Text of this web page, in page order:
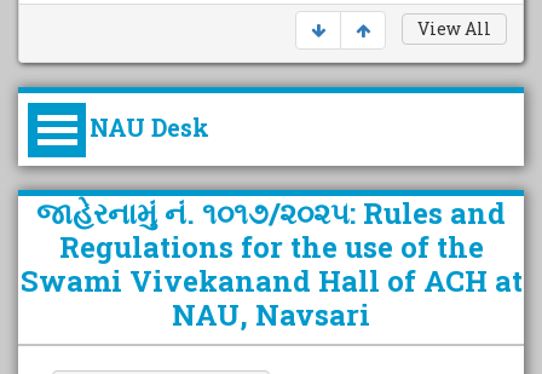
View All
NAU Desk
કુલપતિની પરિવર્તનકારી પહેલનું
વિહંગાવલોકન (ઓક્ટોબર ૨૦૨૦-૨૦૨૫)
Amalsad Chikoo Gets GI Tag:
Boost for Local Farmers and
જાહેરનામું નં. ૧૦૧૭/૨૦૨૫: Rules and
Regulations for the use of the
Swami Vivekanand Hall of ACH at
NAU, Navsari